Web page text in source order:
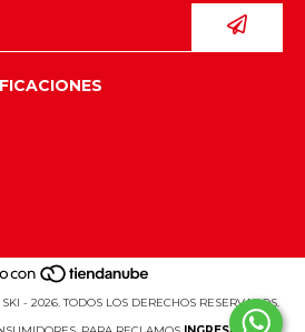
- 2026. TODOS LOS DERECHOS RESERVADOS.